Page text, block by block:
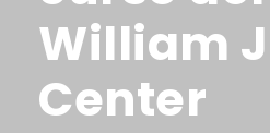
William
Center